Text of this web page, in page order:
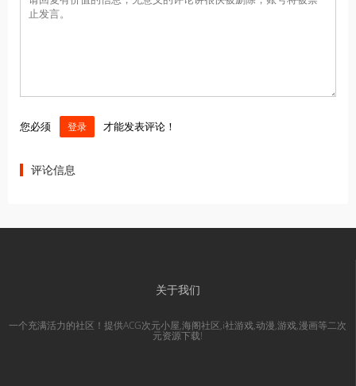
您必须 登录 才能发表评论！
评论信息
关于我们
一个充满活力的社区！提供ACG次元小屋,海阁社区,i社游戏,动漫,游戏,漫画等二次
元资源下载!